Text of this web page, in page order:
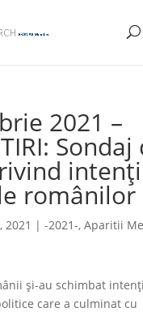
2021 –
Sondaj
românilor
2021 | -2021-, Aparitii
şi-au schimbat
care a culminat cu